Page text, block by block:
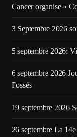
Cancer organise «
3 Septembre 2026
5 septembre 2026:
6 septembre 2026
Fossés
19 septembre 2026
26 septembre La